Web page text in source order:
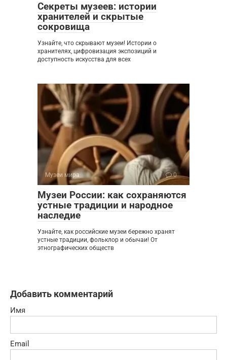
Секреты музеев: истории
хранителей и скрытые
сокровища
Узнайте, что скрывают музеи! Истории о
хранителях, цифровизация экспозиций и
доступность искусства для всех
Музеи мира 0
Музеи России: как сохраняются
устные традиции и народное
наследие
Узнайте, как российские музеи бережно хранят
устные традиции, фольклор и обычаи! От
этнографических обществ
Добавить комментарий
Имя
Email